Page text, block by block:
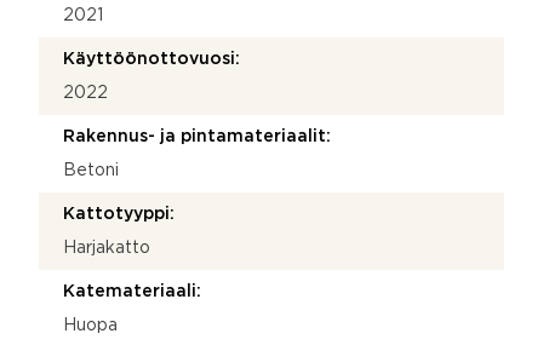
2021
Käyttöönottovuosi:
2022
Rakennus- ja pintamateriaalit:
Betoni
Kattotyyppi:
Harjakatto
Katemateriaali:
Huopa